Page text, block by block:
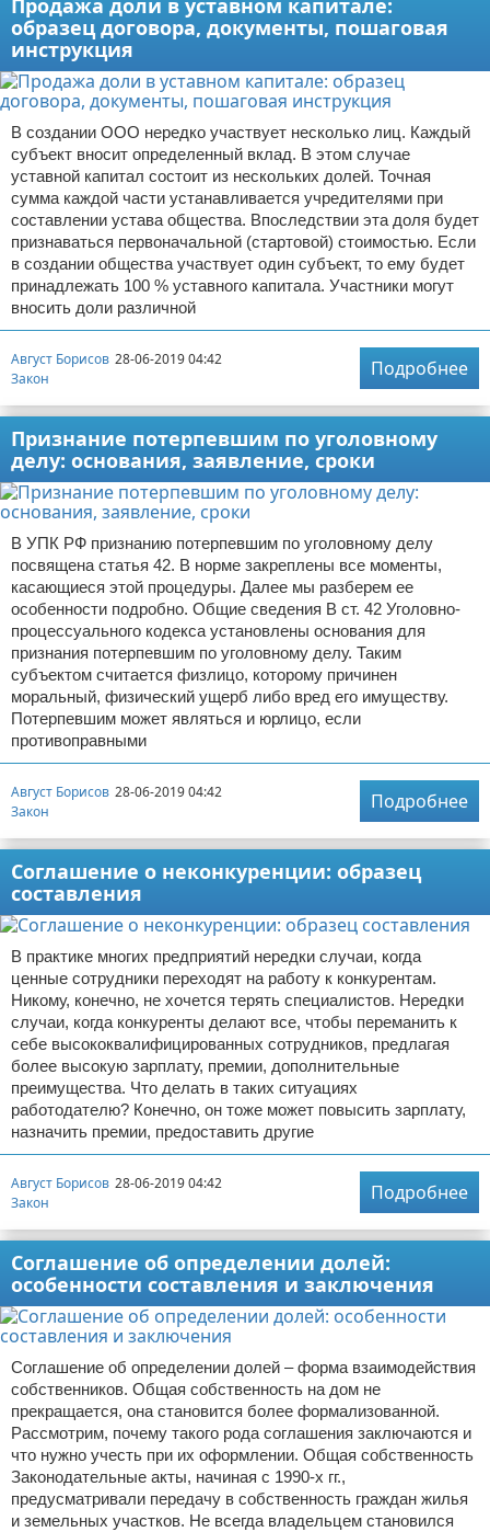
Продажа доли в уставном капитале:
образец договора, документы, пошаговая
инструкция
В создании ООО нередко участвует несколько лиц. Каждый
субъект вносит определенный вклад. В этом случае
уставной капитал состоит из нескольких долей. Точная
сумма каждой части устанавливается учредителями при
составлении устава общества. Впоследствии эта доля будет
признаваться первоначальной (стартовой) стоимостью. Если
в создании общества участвует один субъект, то ему будет
принадлежать 100 % уставного капитала. Участники могут
вносить доли различной
Август Борисов 28-06-2019 04:42
Закон
Подробнее
Признание потерпевшим по уголовному
делу: основания, заявление, сроки
В УПК РФ признанию потерпевшим по уголовному делу
посвящена статья 42. В норме закреплены все моменты,
касающиеся этой процедуры. Далее мы разберем ее
особенности подробно. Общие сведения В ст. 42 Уголовно-
процессуального кодекса установлены основания для
признания потерпевшим по уголовному делу. Таким
субъектом считается физлицо, которому причинен
моральный, физический ущерб либо вред его имуществу.
Потерпевшим может являться и юрлицо, если
противоправными
Август Борисов 28-06-2019 04:42
Закон
Подробнее
Соглашение о неконкуренции: образец
составления
В практике многих предприятий нередки случаи, когда
ценные сотрудники переходят на работу к конкурентам.
Никому, конечно, не хочется терять специалистов. Нередки
случаи, когда конкуренты делают все, чтобы переманить к
себе высококвалифицированных сотрудников, предлагая
более высокую зарплату, премии, дополнительные
преимущества. Что делать в таких ситуациях
работодателю? Конечно, он тоже может повысить зарплату,
назначить премии, предоставить другие
Август Борисов 28-06-2019 04:42
Закон
Подробнее
Соглашение об определении долей:
особенности составления и заключения
Соглашение об определении долей – форма взаимодействия
собственников. Общая собственность на дом не
прекращается, она становится более формализованной.
Рассмотрим, почему такого рода соглашения заключаются и
что нужно учесть при их оформлении. Общая собственность
Законодательные акты, начиная с 1990-х гг.,
предусматривали передачу в собственность граждан жилья
и земельных участков. Не всегда владельцем становился